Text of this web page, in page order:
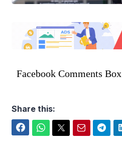
Facebook Comments Box
Share this: